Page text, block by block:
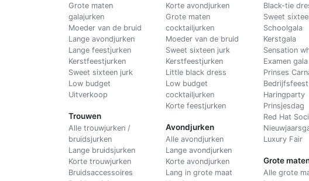
Grote maten
galajurken
Moeder van de bruid
Lange avondjurken
Lange feestjurken
Kerstfeestjurken
Sweet sixteen jurk
Low budget
Uitverkoop
Trouwen
Alle trouwjurken /
bruidsjurken
Lange bruidsjurken
Korte trouwjurken
Bruidsaccessoires
Korte avondjurken
Grote maten
cocktailjurken
Moeder van de bruid
Sweet sixteen jurk
Kerstfeestjurken
Little black dress
Low budget
cocktailjurken
Korte feestjurken
Avondjurken
Alle avondjurken
Lange avondjurken
Korte avondjurken
Lang in grote maat
Black-tie
Sweet
Schoolgala
Kerstgala
Sensation
Examen gala
Prinses
Bedrijfsfeest
Haringparty
Prinsjesdag
Red Hat
Luxury Fair
Grote
Alle grote